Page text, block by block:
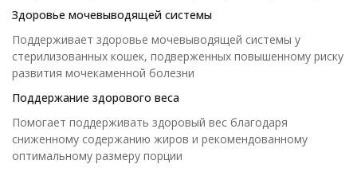
Здоровье мочевыводящей системы
Поддерживает здоровье мочевыводящей системы у
стерилизованных кошек, подверженных повышенному риску
развития мочекаменной болезни
Поддержание здорового веса
Помогает поддерживать здоровый вес благодаря
сниженному содержанию жиров и рекомендованному
оптимальному размеру порции